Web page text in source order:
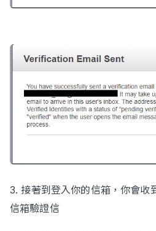
3. 接著到登入你的信箱，你會收
信箱驗證信